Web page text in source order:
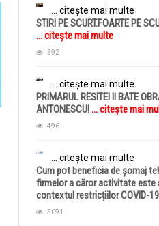
... citește mai multe
STIRI PE SCURT.FOARTE PE
... citește mai multe
592
... citește mai multe
PRIMARUL RESITEI II BATE
ANTONESCU!... citește mai
496
... citește mai multe
Cum pot beneficia de șomaj
firmelor a căror activitate este
contextul restricțiilor COVID-19
3091